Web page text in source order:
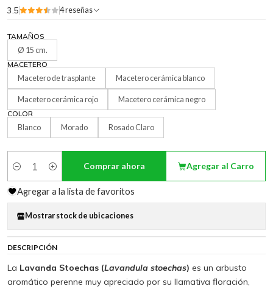
3.5 4 reseñas
TAMAÑOS
Ø 15 cm.
MACETERO
Macetero de trasplante
Macetero cerámica blanco
Macetero cerámica rojo
Macetero cerámica negro
COLOR
Blanco
Morado Rosado Claro
Cantidad
Agregar al Carro
Comprar ahora
Agregar a la lista de favoritos
Mostrar stock de ubicaciones
DESCRIPCIÓN
La Lavanda Stoechas (Lavandula stoechas) es un arbusto
aromático perenne muy apreciado por su llamativa floración,